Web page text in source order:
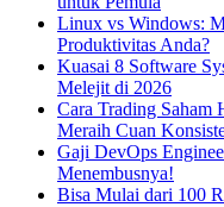
Linux vs Windows:
Produktivitas Anda?
Kuasai 8 Software
Melejit di 2026
Cara Trading Saham
Meraih Cuan
Gaji DevOps
Menembusnya!
Bisa Mulai dari 100